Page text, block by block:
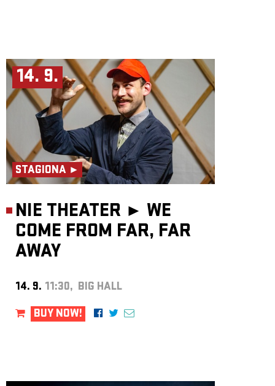
14. 9.
STAGIONA ►
NIE THEATER ► WE
COME FROM FAR, FAR
AWAY
14. 9. 11:30, BIG HALL
BUY NOW!